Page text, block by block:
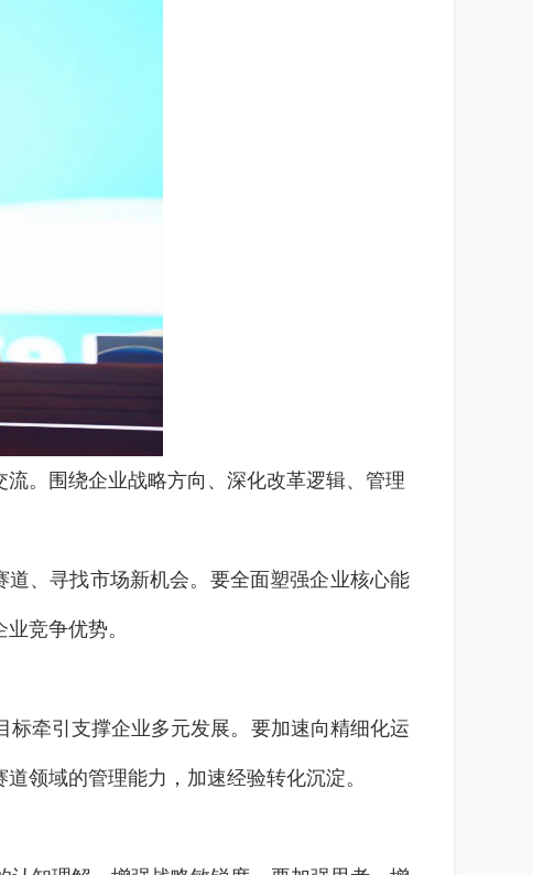
。围绕企业战略方向、深化改革逻辑、管理
道、寻找市场新机会。要全面塑强企业核心能
竞争优势。
牵引支撑企业多元发展。要加速向精细化运
领域的管理能力，加速经验转化沉淀。